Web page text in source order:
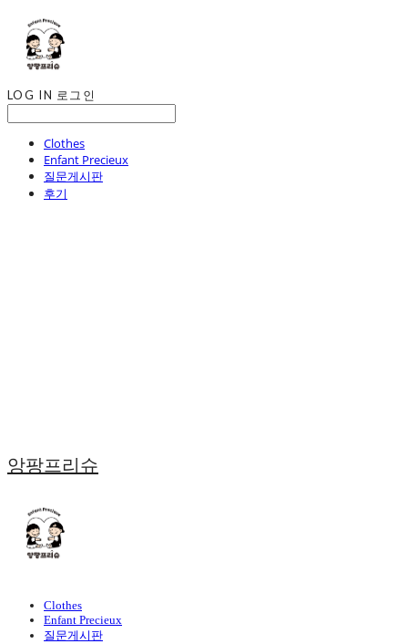
LOG IN 로그인
Clothes
Enfant Precieux
질문게시판
후기
앙팡프리슈
Clothes
Enfant Precieux
질문게시판